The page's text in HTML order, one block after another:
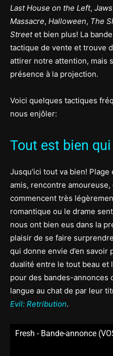
Last House on the Left, Jaws
Massacre, Halloween, The
Streetet bien plus! La
tactique de vente et trouve
attirer notre attention, mais
présence à la projection.
Voici quelques tactiques
nous enjôler:
Tout est bien
Jusqu’ici tout va bien!
amis, rencontre
commencent très
romantique ou le drame
nous ont bien eus dans la
plaisir de se faire
qui donne envie d’en savoir
dualité entre le tout beau et
pour des bandes-
langue au chat de par leur
Evil: Retribution.
Fresh - Bande-annonce